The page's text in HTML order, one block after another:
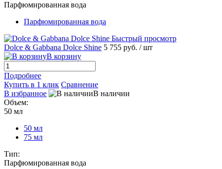
Парфюмированная вода
Парфюмированная вода
Быстрый просмотр
Dolce & Gabbana Dolce Shine 5 755 руб. / шт
В корзину
Подробнее
Купить в 1 клик Сравнение
В избранное
В наличии
Объем:
50 мл
50 мл
75 мл
Тип:
Парфюмированная вода